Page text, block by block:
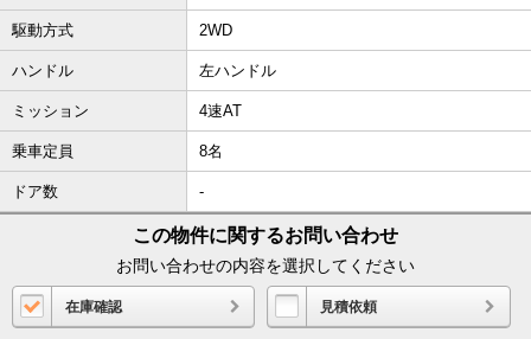
駆動方式 2WD
ハンドル 左ハンドル
ミッション 4速AT
乗車定員 8名
ドア数 -
この物件に関するお問い合わせ
お問い合わせの内容を選択してください
在庫確認 見積依頼